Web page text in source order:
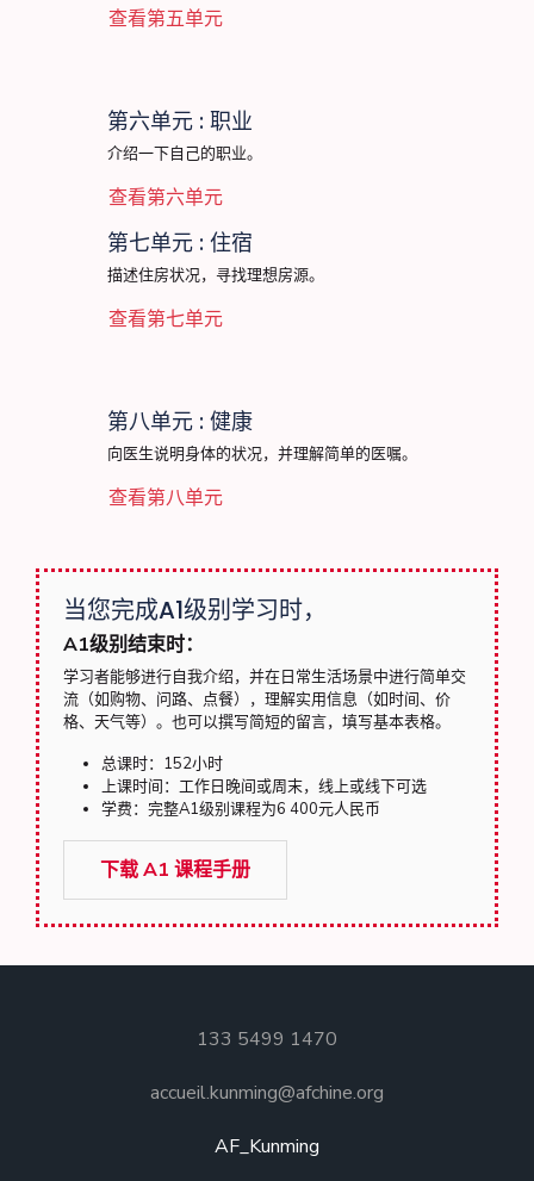
查看第五单元
第六单元 : 职业
介绍一下自己的职业。
查看第六单元
第七单元 : 住宿
描述住房状况，寻找理想房源。
查看第七单元
第八单元 : 健康
向医生说明身体的状况，并理解简单的医嘱。
查看第八单元
当您完成A1级别学习时，
A1级别结束时：
学习者能够进行自我介绍，并在日常生活场景中进行简单交
流（如购物、问路、点餐），理解实用信息（如时间、价
格、天气等）。也可以撰写简短的留言，填写基本表格。
总课时：152小时
上课时间：工作日晚间或周末，线上或线下可选
学费：完整A1级别课程为6 400元人民币
下载 A1 课程手册
133 5499 1470
accueil.kunming@afchine.org
AF_Kunming